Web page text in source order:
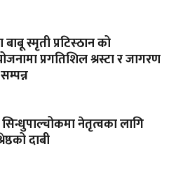
स्मृती प्रटिस्ठान को
प्रगतिशिल श्रस्टा र जागरण
सिन्धुपाल्चोकमा नेतृत्वका लागि
दाबी